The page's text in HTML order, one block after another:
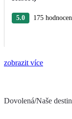
5.0
175
zobrazit více
Dovolená/Naše